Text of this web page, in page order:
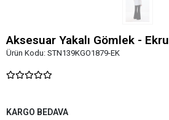
Aksesuar Yakalı Gömlek - Ekru
Ürün Kodu: STN139KGO1879-EK
KARGO BEDAVA